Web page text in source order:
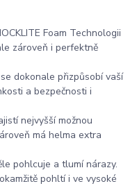
Foam Technologii
zároveň i perfektně
dokonale přizpůsobí vaší
a bezpečnosti i
nejvyšší možnou
má helma extra
pohlcuje a tlumí nárazy.
pohltí i ve vysoké